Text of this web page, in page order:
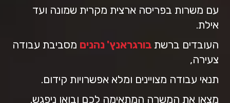
עם משרות בפריסה ארצית מקרית שמונה ועד
אילת.
העובדים ברשת בורגראנץ' נהנים מסביבת עבודה
צעירה,
תנאי עבודה מצויינים ומלא אפשרויות קידום.
מצאו את המשרה המתאימה לכם ובואו ניפגש.